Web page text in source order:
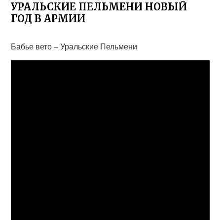
УРАЛЬСКИЕ ПЕЛЬМЕНИ НОВЫЙ
ГОД В АРМИИ
Бабье вето – Уральские Пельмени